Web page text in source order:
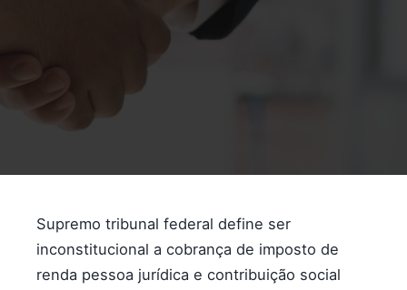
Supremo tribunal federal define ser
inconstitucional a cobrança de imposto de
renda pessoa jurídica e contribuição social